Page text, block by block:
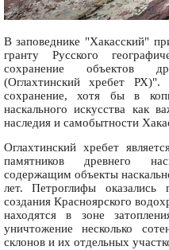
В заповеднике "Хакасский"
гранту Русского
сохранение объектов
(Оглахтинский хребет
сохранение, хотя бы в
наскального искусства как
наследия и самобытности
Оглахтинский хребет
памятников древнего
содержащим объекты
лет. Петроглифы оказались
создания Красноярского
находятся в зоне
уничтожение несколько
склонов и их отдельных